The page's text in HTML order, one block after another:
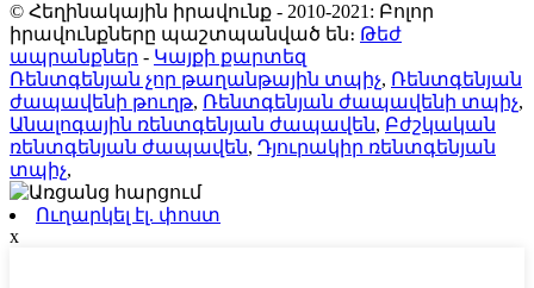
© Հեղինակային իրավունք - 2010-2021: Բոլոր
իրավունքները պաշտպանված են։ Թեժ
ապրանքներ - Կայքի քարտեզ
Ռենտգենյան չոր թաղանթային տպիչ, Ռենտգենյան
ժապավենի թուղթ, Ռենտգենյան ժապավենի տպիչ,
Անալոգային ռենտգենյան ժապավեն, Բժշկական
ռենտգենյան ժապավեն, Դյուրակիր ռենտգենյան
տպիչ,
Ուղարկել էլ. փոստ
x